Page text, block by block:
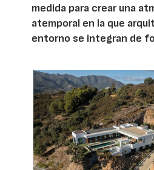
medida para crear una
atemporal en la que
entorno se integran de